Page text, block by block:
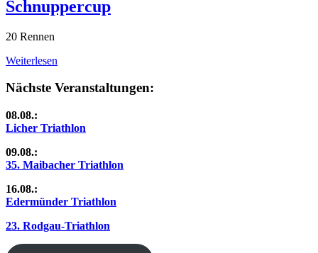
Schnuppercup
20 Rennen
Weiterlesen
Nächste Veranstaltungen:
08.08.:
Licher Triathlon
09.08.:
35. Maibacher Triathlon
16.08.:
Edermünder Triathlon
23. Rodgau-Triathlon